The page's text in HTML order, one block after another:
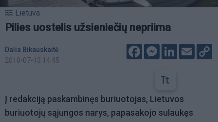
Lietuva
Pilies uostelis užsieniečių nepriima
Dalia Bikauskaitė
2010-07-13 14:45
FacebookMessenger
LinkedIn
Email
Į redakciją paskambinęs buriuotojas, Lietuvos
buriuotojų sąjungos narys, papasakojo sulaukęs